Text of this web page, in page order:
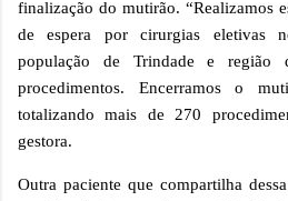
finalização do mutirão. “Realizamos
de espera por cirurgias eletivas
população de Trindade e região
procedimentos. Encerramos o
totalizando mais de 270
gestora.
Outra paciente que compartilha